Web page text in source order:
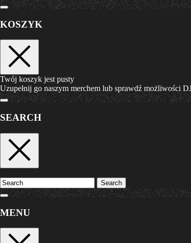
KOSZYK
Twój koszyk jest pusty
Uzupełnij go naszym merchem lub sprawdź możliwości
SEARCH
Search
MENU